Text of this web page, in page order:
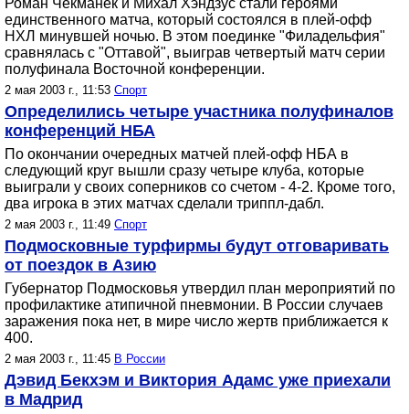
Роман Чекманек и Михал Хэндзус стали героями
единственного матча, который состоялся в плей-офф
НХЛ минувшей ночью. В этом поединке "Филадельфия"
сравнялась с "Оттавой", выиграв четвертый матч серии
полуфинала Восточной конференции.
2 мая 2003 г., 11:53 Спорт
Определились четыре участника полуфиналов
конференций НБА
По окончании очередных матчей плей-офф НБА в
следующий круг вышли сразу четыре клуба, которые
выиграли у своих соперников со счетом - 4-2. Кроме того,
два игрока в этих матчах сделали триппл-дабл.
2 мая 2003 г., 11:49 Спорт
Подмосковные турфирмы будут отговаривать
от поездок в Азию
Губернатор Подмосковья утвердил план мероприятий по
профилактике атипичной пневмонии. В России случаев
заражения пока нет, в мире число жертв приближается к
400.
2 мая 2003 г., 11:45 В России
Дэвид Бекхэм и Виктория Адамс уже приехали
в Мадрид